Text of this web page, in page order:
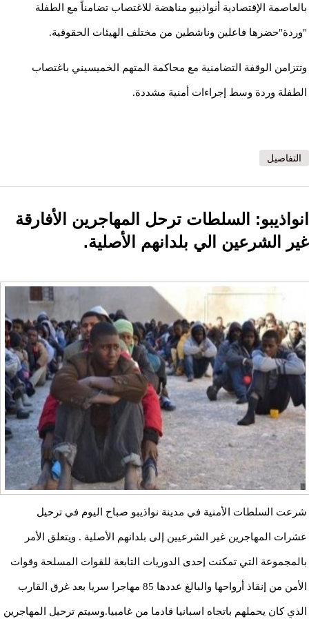
بالعاصمة الإقتصادية أنواذييو مناهضة للاغتصاب تضامناً مع الطفلة
"وردة"حضرها فاعلين وناشطين من مختلف الهيئات الحقوقية.
وتتزامن الوقفة التضامنية مع محاكمة المتهم الخميسيني باغتصاب
الطفلة وردة وسط إجراءات أمنية مشددة.
التفاصيل
انواذيبو: السلطات ترحل المهاجرين الأفارقة
غير الشرعين الي بلدانهم الأصلية.
شرعت السلطات الأمنية في مدينة نواذيبو صباح اليوم في ترحيل
عشرات المهاجرين غير الشرعيين إلى بلدانهم الأصلية . ويتعلق الأمر
بالمجموعة التي تمكنت إحدى الدوريات التابعة للقوات المسلحة وقوات
الأمن من إنقاذ أرواحها والبالغ عددها 85 مهاجرا سريا بعد غرق القارب
الذي كان يحملهم باتجاه اسبانيا قادما من غامبيا.وسيتم ترحيل المهاجرين